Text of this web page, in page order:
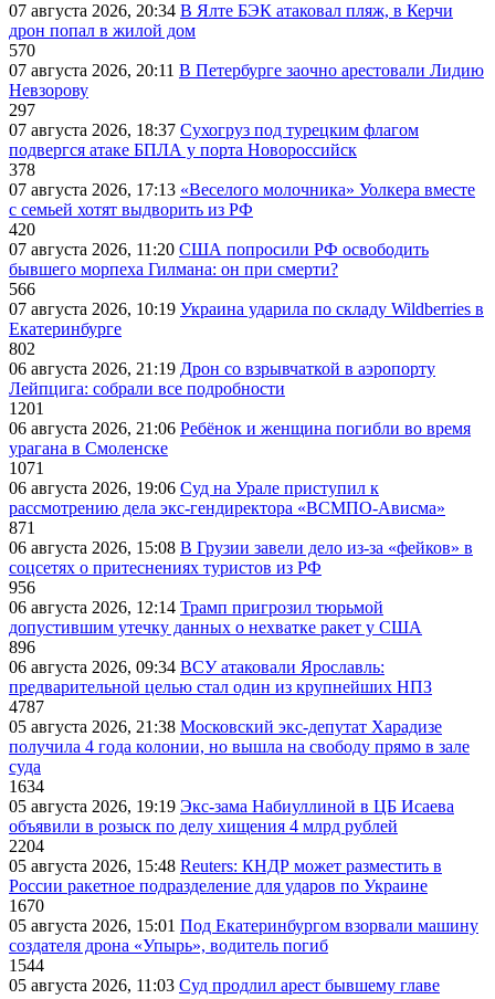
07 августа 2026, 20:34 В Ялте БЭК атаковал пляж, в Керчи
дрон попал в жилой дом
570
07 августа 2026, 20:11 В Петербурге заочно арестовали Лидию
Невзорову
297
07 августа 2026, 18:37 Сухогруз под турецким флагом
подвергся атаке БПЛА у порта Новороссийск
378
07 августа 2026, 17:13 «Веселого молочника» Уолкера вместе
с семьей хотят выдворить из РФ
420
07 августа 2026, 11:20 США попросили РФ освободить
бывшего морпеха Гилмана: он при смерти?
566
07 августа 2026, 10:19 Украина ударила по складу Wildberries в
Екатеринбурге
802
06 августа 2026, 21:19 Дрон со взрывчаткой в аэропорту
Лейпцига: собрали все подробности
1201
06 августа 2026, 21:06 Ребёнок и женщина погибли во время
урагана в Смоленске
1071
06 августа 2026, 19:06 Суд на Урале приступил к
рассмотрению дела экс-гендиректора «ВСМПО-Ависма»
871
06 августа 2026, 15:08 В Грузии завели дело из-за «фейков» в
соцсетях о притеснениях туристов из РФ
956
06 августа 2026, 12:14 Трамп пригрозил тюрьмой
допустившим утечку данных о нехватке ракет у США
896
06 августа 2026, 09:34 ВСУ атаковали Ярославль:
предварительной целью стал один из крупнейших НПЗ
4787
05 августа 2026, 21:38 Московский экс-депутат Харадизе
получила 4 года колонии, но вышла на свободу прямо в зале
суда
1634
05 августа 2026, 19:19 Экс-зама Набиуллиной в ЦБ Исаева
объявили в розыск по делу хищения 4 млрд рублей
2204
05 августа 2026, 15:48 Reuters: КНДР может разместить в
России ракетное подразделение для ударов по Украине
1670
05 августа 2026, 15:01 Под Екатеринбургом взорвали машину
создателя дрона «Упырь», водитель погиб
1544
05 августа 2026, 11:03 Суд продлил арест бывшему главе